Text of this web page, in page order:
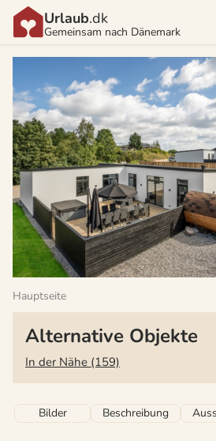
Urlaub.dk
Gemeinsam nach Dänemark
Hauptseite
Alternative Objekte
In der Nähe (159)
Bilder Beschreibung